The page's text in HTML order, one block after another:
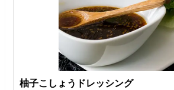
柚子こしょうドレッシング